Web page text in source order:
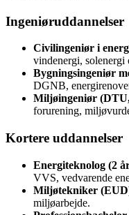
Ingeniøruddannelser
Civilingeniør i
vindenergi,
Bygningsingeniør
DGNB,
Miljøingeniør
forurening,
Kortere uddannelser
Energiteknolog (2
VVS, vedvarende
Miljøtekniker
miljøarbejde.